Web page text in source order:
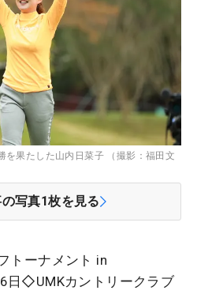
を果たした山内日菜子 （撮影：福田文
写真1枚を見る
トーナメント in
◇UMKカントリークラブ